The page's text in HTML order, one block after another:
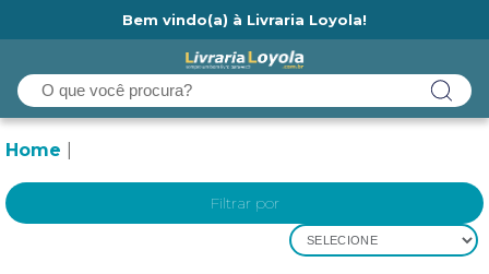
Bem vindo(a) à Livraria Loyola!
Home
Filtrar por
SELECIONE